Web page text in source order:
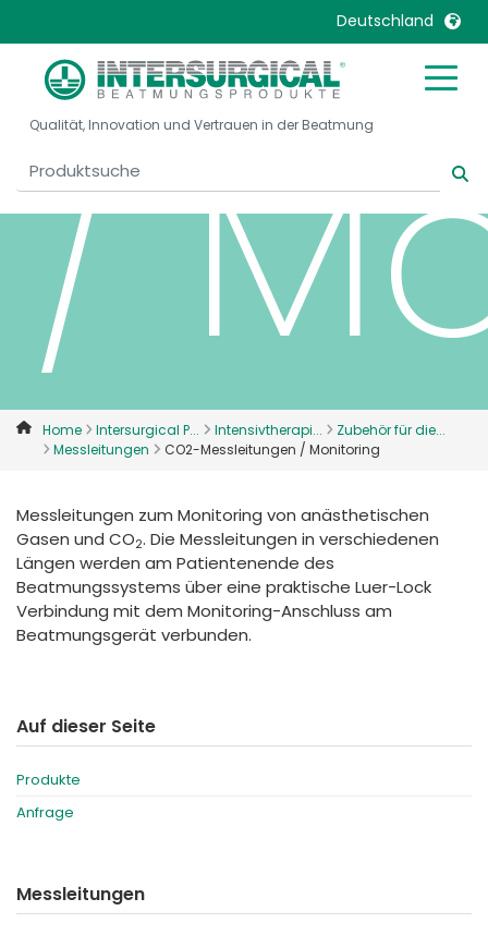
Deutschland
United Kingdom
United States
Belgique, Français
Canada, English
Canada, Français
Denmark
Deutschland
France
Italia
Malaysia
Mexico
Nederlands
Russia
Sweden
International English
Qualität, Innovation und Vertrauen in der Beatmung
/
Home Intersurgical P... Intensivtherapi...
Zubehör für die...
Messleitungen
CO2-Messleitungen / Monitoring
Messleitungen zum Monitoring von anästhetischen
Gasen und CO2. Die Messleitungen in verschiedenen
Längen werden am Patientenende des
Beatmungssystems über eine praktische Luer-Lock
Verbindung mit dem Monitoring-Anschluss am
Beatmungsgerät verbunden.
Auf dieser Seite
Produkte
Anfrage
Messleitungen